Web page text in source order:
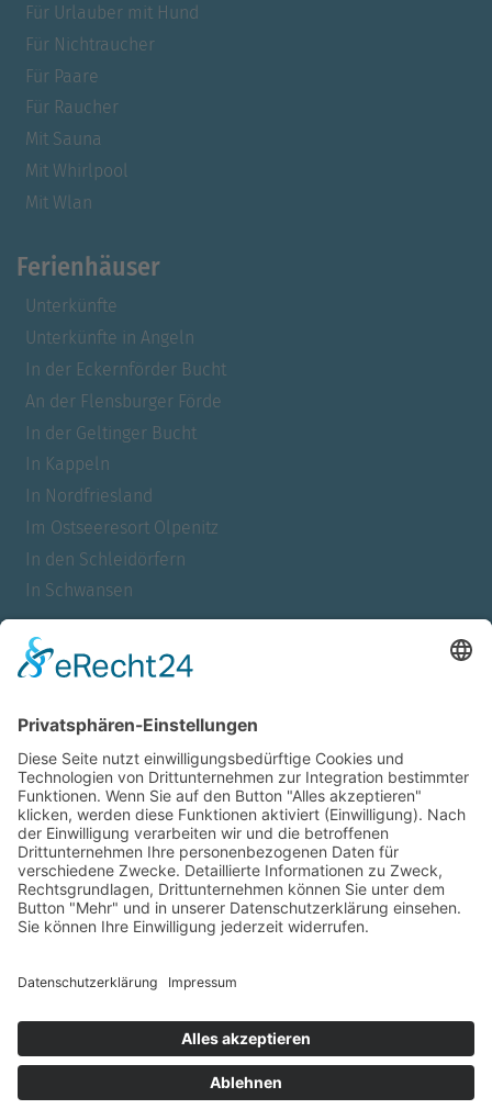
Für Urlauber mit Hund
Für Nichtraucher
Für Paare
Für Raucher
Mit Sauna
Mit Whirlpool
Mit Wlan
Ferienhäuser
Unterkünfte
Unterkünfte in Angeln
In der Eckernförder Bucht
An der Flensburger Förde
In der Geltinger Bucht
In Kappeln
In Nordfriesland
Im Ostseeresort Olpenitz
In den Schleidörfern
In Schwansen
Für Allergiker
Für Familien
Mit Meerblick
Für Urlauber mit Hund
Für Nichtraucher
Für Paare
Für Raucher
Mit Sauna
Mit Wlan